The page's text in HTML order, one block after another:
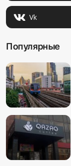
Vk
Популярные